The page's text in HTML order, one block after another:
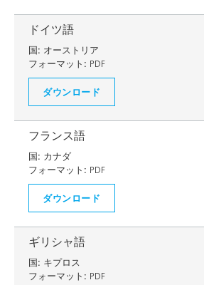
ドイツ語
国: オーストリア
フォーマット: PDF
ダウンロード
フランス語
国: カナダ
フォーマット: PDF
ダウンロード
ギリシャ語
国: キプロス
フォーマット: PDF